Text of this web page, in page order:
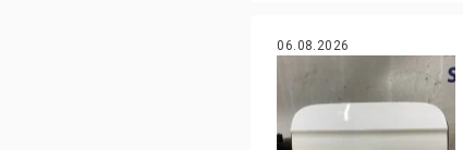
06.08.2026